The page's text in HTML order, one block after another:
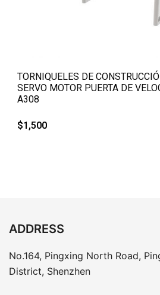
TORNIQUELES DE
SERVO MOTOR PUERTA DE
A308
$1,500
ADDRESS
No.164, Pingxing North Road,
District, Shenzhen